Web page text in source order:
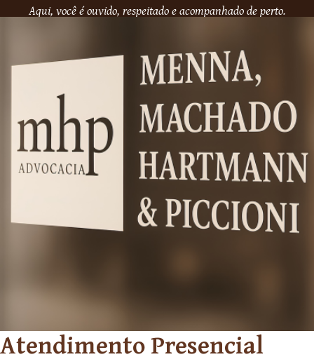
Aqui, você é ouvido, respeitado e acompanhado de perto.
Atendimento Presencial